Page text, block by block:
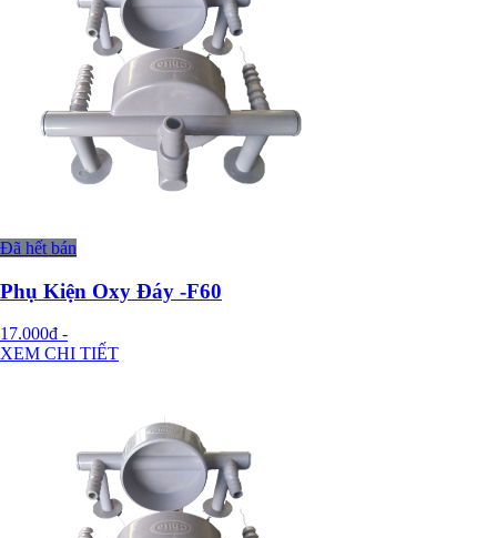
Đã hết bán
Phụ Kiện Oxy Đáy -F60
17.000đ -
XEM CHI TIẾT